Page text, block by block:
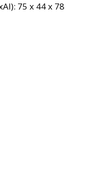
75 x 44 x 78